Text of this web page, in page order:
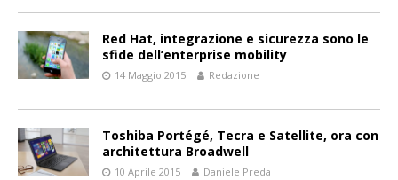
Red Hat, integrazione e sicurezza sono le
sfide dell’enterprise mobility
14 Maggio 2015 Redazione
Toshiba Portégé, Tecra e Satellite, ora con
architettura Broadwell
10 Aprile 2015 Daniele Preda